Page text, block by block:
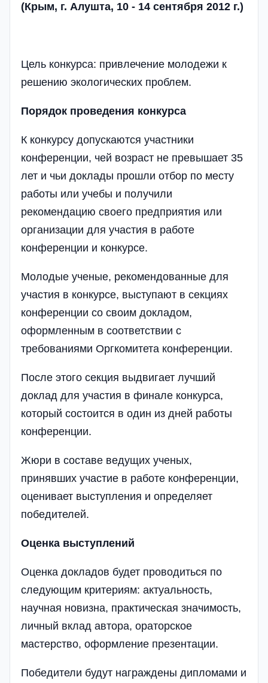
(Крым, г. Алушта, 10 - 14 сентября 2012 г.)
Цель конкурса: привлечение молодежи к
решению экологических проблем.
Порядок проведения конкурса
К конкурсу допускаются участники
конференции, чей возраст не превышает 35
лет и чьи доклады прошли отбор по месту
работы или учебы и получили
рекомендацию своего предприятия или
организации для участия в работе
конференции и конкурсе.
Молодые ученые, рекомендованные для
участия в конкурсе, выступают в секциях
конференции со своим докладом,
оформленным в соответствии с
требованиями Оргкомитета конференции.
После этого секция выдвигает лучший
доклад для участия в финале конкурса,
который состоится в один из дней работы
конференции.
Жюри в составе ведущих ученых,
принявших участие в работе конференции,
оценивает выступления и определяет
победителей.
Оценка выступлений
Оценка докладов будет проводиться по
следующим критериям: актуальность,
научная новизна, практическая значимость,
личный вклад автора, ораторское
мастерство, оформление презентации.
Победители будут награждены дипломами и